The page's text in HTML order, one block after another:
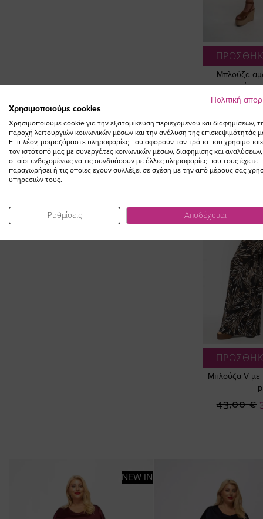
ΣΥΜΠΛΗΡΩΣΤΕ ΤΟ
LOOK
Μπλούζα
σκούρο
Μπλούζα V με
43,00 €
NEW IN
Πολιτική
Χρησιμοποιούμε cookies
Χρησιμοποιούμε cookie για την εξατομίκευση περιεχομένου και διαφημίσεων,
παροχή λειτουργιών κοινωνικών μέσων και την ανάλυση της επισκεψιμότητάς
Επιπλέον, μοιραζόμαστε πληροφορίες που αφορούν τον τρόπο που
τον ιστότοπό μας με συνεργάτες κοινωνικών μέσων, διαφήμισης και αναλύσεων,
οποίοι ενδεχομένως να τις συνδυάσουν με άλλες πληροφορίες που τους έχετε
παραχωρήσει ή τις οποίες έχουν συλλέξει σε σχέση με την από μέρους σας
υπηρεσιών τους.
Ρυθμίσεις Αποδέχομαι